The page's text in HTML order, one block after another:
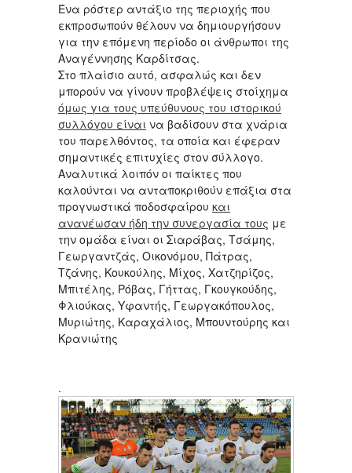
Ένα ρόστερ αντάξιο της περιοχής που
εκπροσωπούν θέλουν να δημιουργήσουν
για την επόμενη περίοδο οι άνθρωποι της
Αναγέννησης Καρδίτσας.
Στο πλαίσιο αυτό, ασφαλώς και δεν
μπορούν να γίνουν προβλέψεις στοίχημα
όμως για τους υπεύθυνους του ιστορικού
συλλόγου είναι να βαδίσουν στα χνάρια
του παρελθόντος, τα οποία και έφεραν
σημαντικές επιτυχίες στον σύλλογο.
Αναλυτικά λοιπόν οι παίκτες που
καλούνται να ανταποκριθούν επάξια στα
προγνωστικά ποδοσφαίρου και
ανανέωσαν ήδη την συνεργασία τους με
την ομάδα είναι οι Σιαράβας, Τσάμης,
Γεωργαντζάς, Οικονόμου, Πάτρας,
Τζάνης, Κουκούλης, Μίχος, Χατζηρίζος,
Μπιτέλης, Ρόβας, Γήττας, Γκουγκούδης,
Φλιούκας, Υφαντής, Γεωργακόπουλος,
Μυριώτης, Καραχάλιος, Μπουντούρης και
Κρανιώτης
.